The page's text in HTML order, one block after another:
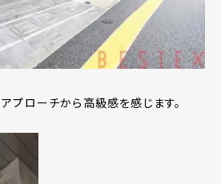
プローチから高級感を感じます。